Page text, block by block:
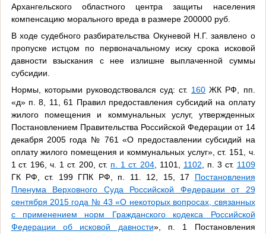
Архангельского областного центра защиты населения
компенсацию морального вреда в размере 200000 руб.
В ходе судебного разбирательства Окуневой Н.Г. заявлено о
пропуске истцом по первоначальному иску срока исковой
давности взыскания с нее излишне выплаченной суммы
субсидии.
Нормы, которыми руководствовался суд: ст. 160 ЖК РФ, пп.
«д» п. 8, 11, 61 Правил предоставления субсидий на оплату
жилого помещения и коммунальных услуг, утвержденных
Постановлением Правительства Российской Федерации от 14
декабря 2005 года № 761 «О предоставлении субсидий на
оплату жилого помещения и коммунальных услуг», ст. 151, ч.
1 ст. 196, ч. 1 ст. 200, ст. п. 1 ст. 204, 1101, 1102, п. 3 ст. 1109
ГК РФ, ст. 199 ГПК РФ, п. 11. 12, 15, 17 Постановления
Пленума Верховного Суда Российской Федерации от 29
сентября 2015 года № 43 «О некоторых вопросах, связанных
с применением норм Гражданского кодекса Российской
Федерации об исковой давности», п. 1 Постановления